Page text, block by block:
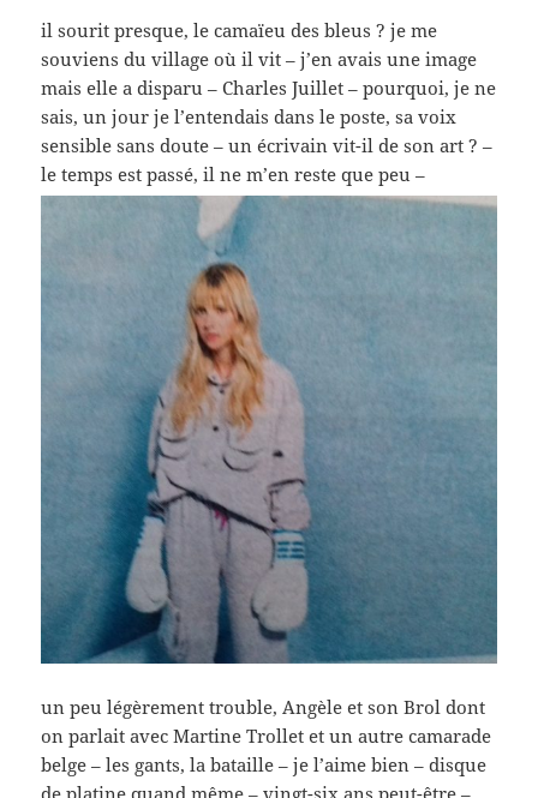
il sourit presque, le camaïeu des bleus ? je me
souviens du village où il vit – j’en avais une image
mais elle a disparu – Charles Juillet – pourquoi, je ne
sais, un jour je l’entendais dans le poste, sa voix
sensible sans doute – un écrivain vit-il de son art ? –
le temps est passé, il ne m’en reste que peu –
un peu légèrement trouble, Angèle et son Brol dont
on parlait avec Martine Trollet et un autre camarade
belge – les gants, la bataille – je l’aime bien – disque